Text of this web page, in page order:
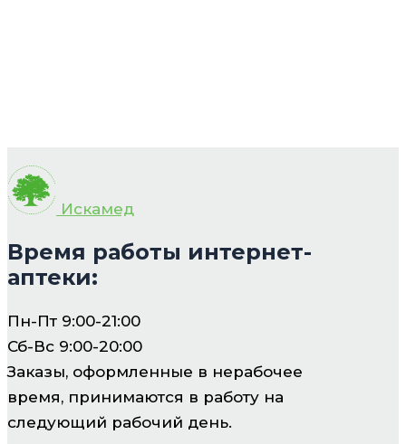
Искамед
Время работы интернет-
аптеки:
Пн-Пт 9:00-21:00
Сб-Вс 9:00-20:00
Заказы, оформленные в нерабочее
время, принимаются в работу на
следующий рабочий день.